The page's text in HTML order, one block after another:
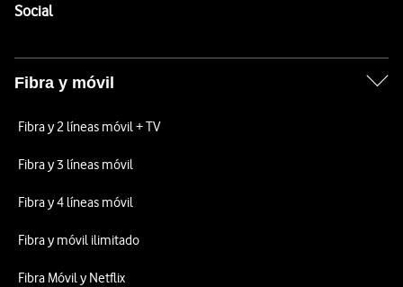
SocialEnlaces a las redes sociales de Vodafone
Fibra y móvil
Fibra y 2 líneas móvil + TV
Fibra y 3 líneas móvil
Fibra y 4 líneas móvil
Fibra y móvil ilimitado
Fibra Móvil y Netflix